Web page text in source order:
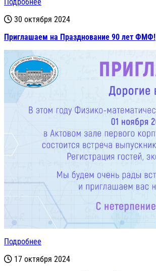
30 октября 2024
Приглашаем на Празднование 90 лет ФМФ!
Подробнее
17 октября 2024